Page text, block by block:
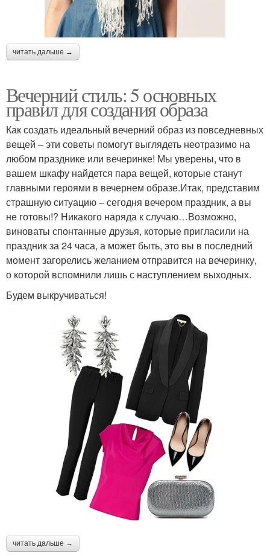
читать дальше →
Вечерний стиль: 5 основных
правил для создания образа
Как создать идеальный вечерний образ из повседневных
вещей – эти советы помогут выглядеть неотразимо на
любом празднике или вечеринке! Мы уверены, что в
вашем шкафу найдется пара вещей, которые станут
главными героями в вечернем образе.Итак, представим
страшную ситуацию – сегодня вечером праздник, а вы
не готовы!? Никакого наряда к случаю…Возможно,
виноваты спонтанные друзья, которые пригласили на
праздник за 24 часа, а может быть, это вы в последний
момент загорелись желанием отправится на вечеринку,
о которой вспомнили лишь с наступлением выходных.
Будем выкручиваться!
читать дальше →